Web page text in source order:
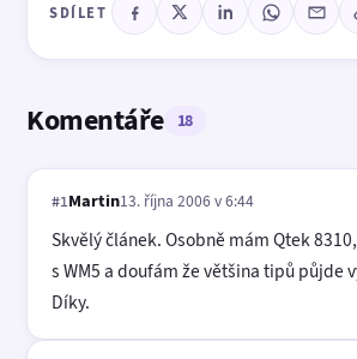
SDÍLET
Komentáře 18
#1Martin13. října 2006 v 6:44
Skvělý článek. Osobně mám Qtek
s WM5 a doufám že většina tipů půjde
Díky.